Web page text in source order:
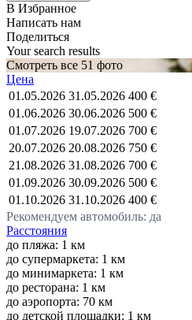
В Избранное
Написать нам
Поделиться
Your search results
Смотреть все 51 фото
Цена
01.05.2026 31.05.2026 400 €
01.06.2026 30.06.2026 500 €
01.07.2026 19.07.2026 700 €
20.07.2026 20.08.2026 750 €
21.08.2026 31.08.2026 700 €
01.09.2026 30.09.2026 500 €
01.10.2026 31.10.2026 400 €
Рекомендуем автомобиль: да
Расстояния
до пляжа: 1 км
до супермаркета: 1 км
до минимаркета: 1 км
до ресторана: 1 км
до аэропорта: 70 км
до детской площадки: 1 км